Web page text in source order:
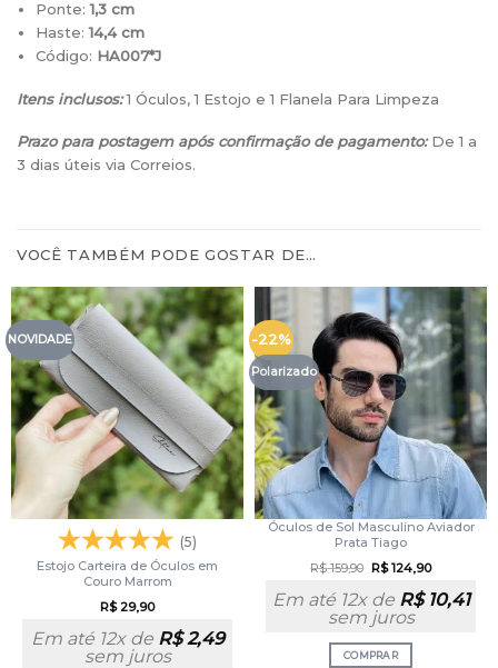
Ponte: 1,3 cm
Haste:14,4 cm
Código: HA007*J
Itens inclusos:1 Óculos, 1 Estojo e 1 Flanela Para Limpeza
Prazo para postagem após confirmação de pagamento:De 1 a
3 dias úteis via Correios.
VOCÊ TAMBÉM PODE GOSTAR DE…
NOVIDADE
(5)
Estojo Carteira de Óculos em
Couro Marrom
R$29,90
Em até 12x de R$2,49
sem juros
-22%
Polarizado
Óculos de Sol Masculino Aviador
Prata Tiago
R$159,90 R$124,90
Em até 12x de R$10,41
sem juros
COMPRAR